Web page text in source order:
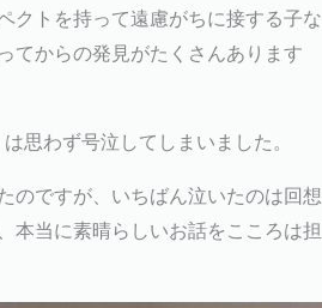
クトを持って遠慮がちに接する子な
てからの発見がたくさんあります
思わず号泣してしまいました。
のですが、いちばん泣いたのは回想
本当に素晴らしいお話をこころは担